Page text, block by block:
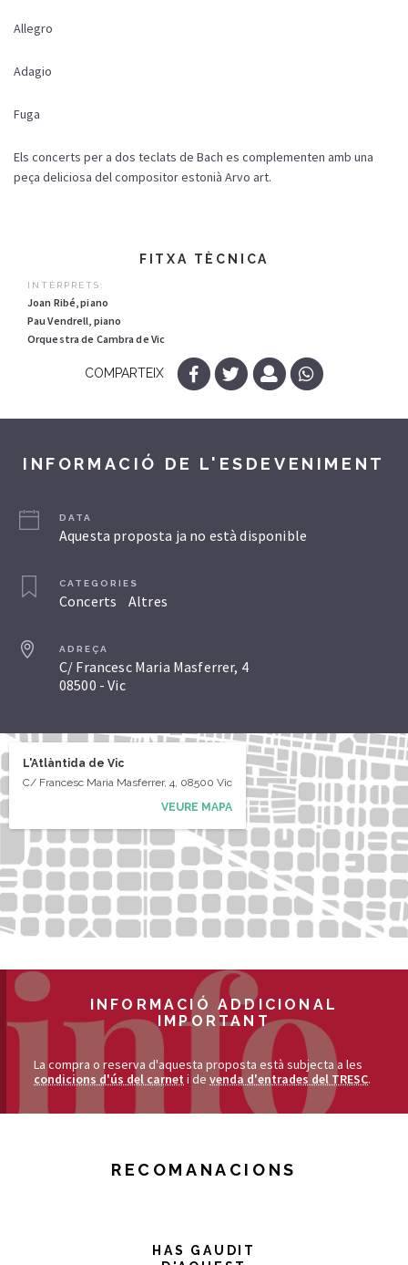
Allegro
Adagio
Fuga
Els concerts per a dos teclats de Bach es complementen amb una
peça deliciosa del compositor estonià Arvo art.
FITXA TÈCNICA
INTÈRPRETS:
Joan Ribé, piano
Pau Vendrell, piano
Orquestra de Cambra de Vic
COMPARTEIX
INFORMACIÓ DE L'ESDEVENIMENT
DATA
Aquesta proposta ja no està disponible
CATEGORIES
Concerts Altres
ADREÇA
C/ Francesc Maria Masferrer, 4
08500 - Vic
L'Atlàntida de Vic
C/ Francesc Maria Masferrer, 4, 08500 Vic
VEURE MAPA
INFORMACIÓ ADDICIONAL
IMPORTANT
La compra o reserva d'aquesta proposta està subjecta a les
condicions d'ús del carnet i de venda d'entrades del TRESC.
RECOMANACIONS
HAS GAUDIT